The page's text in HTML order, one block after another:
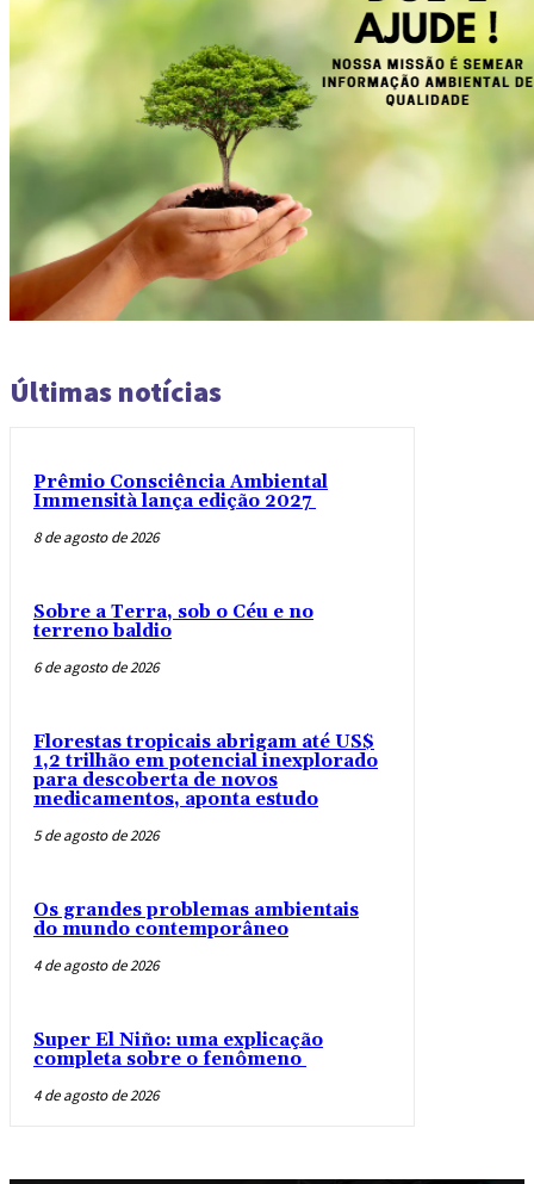
Últimas notícias
Prêmio Consciência Ambiental
Immensità lança edição 2027
8 de agosto de 2026
Sobre a Terra, sob o Céu e no
terreno baldio
6 de agosto de 2026
Florestas tropicais abrigam até US$
1,2 trilhão em potencial inexplorado
para descoberta de novos
medicamentos, aponta estudo
5 de agosto de 2026
Os grandes problemas ambientais
do mundo contemporâneo
4 de agosto de 2026
Super El Niño: uma explicação
completa sobre o fenômeno
4 de agosto de 2026